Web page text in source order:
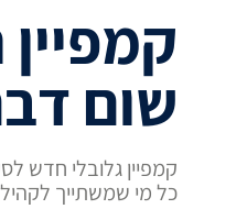
שום
קמפיין גלובלי חדש
כל מי שמשתייך